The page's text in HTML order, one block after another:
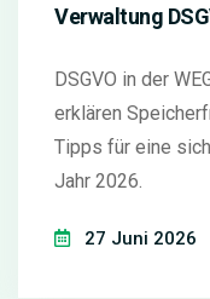
Verwaltung
DSGVO in der
erklären
Tipps für eine
Jahr 2026.
27 Juni 2026